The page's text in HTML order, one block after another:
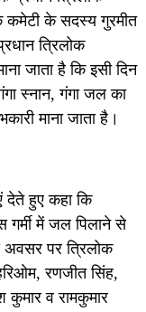
कमेटी के सदस्य गुरमीत
त्रिलोक
जाता है कि इसी दिन
स्नान, गंगा जल का
माना जाता है।
देते हुए कहा कि
गर्मी में जल पिलाने से
अवसर पर त्रिलोक
रणजीत सिंह,
व रामकुमार